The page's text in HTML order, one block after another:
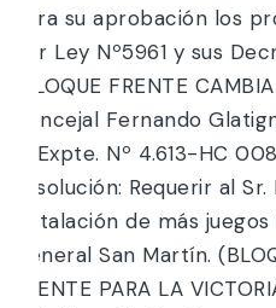
para su aprobación los
por Ley Nº5961 y sus
(BLOQUE FRENTE
Concejal Fernando
4. Expte. Nº 4.613-HC
Resolución: Requerir al
instalación de más
General San Martín.
FRENTE PARA LA